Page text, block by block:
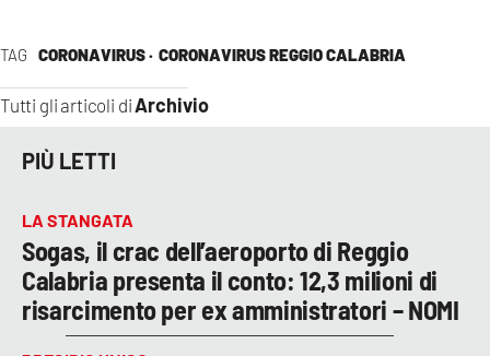
TAG CORONAVIRUS · CORONAVIRUS REGGIO CALABRIA
Tutti gli articoli diArchivio
PIÙ LETTI
LA STANGATA
Sogas, il crac dell’aeroporto di Reggio
Calabria presenta il conto: 12,3 milioni di
risarcimento per ex amministratori – NOMI